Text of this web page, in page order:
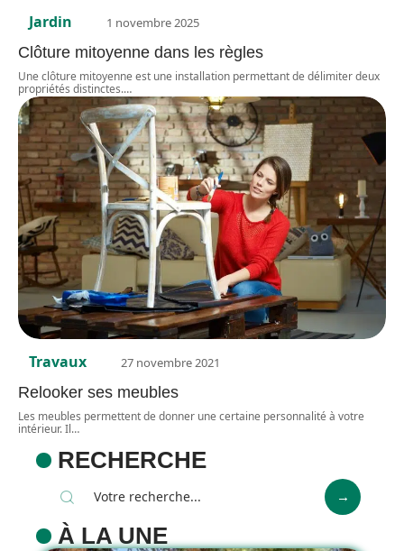
Jardin 1 novembre 2025
Clôture mitoyenne dans les règles
Une clôture mitoyenne est une installation permettant de délimiter deux
propriétés distinctes.…
Travaux 27 novembre 2021
Relooker ses meubles
Les meubles permettent de donner une certaine personnalité à votre
intérieur. Il…
RECHERCHE
À LA UNE